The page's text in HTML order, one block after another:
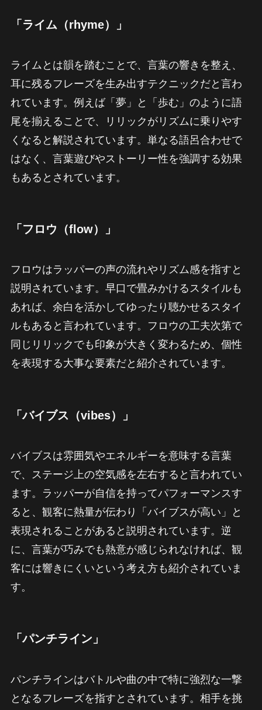
「ライム（rhyme）」
ライムとは韻を踏むことで、言葉の響きを整え、
耳に残るフレーズを生み出すテクニックだと言わ
れています。例えば「夢」と「歩む」のように語
尾を揃えることで、リリックがリズムに乗りやす
くなると解説されています。単なる語呂合わせで
はなく、言葉遊びやストーリー性を強調する効果
もあるとされています。
「フロウ（flow）」
フロウはラッパーの声の流れやリズム感を指すと
説明されています。早口で畳みかけるスタイルも
あれば、余白を活かしてゆったり聴かせるスタイ
ルもあると言われています。フロウの工夫次第で
同じリリックでも印象が大きく変わるため、個性
を表現する大事な要素だと紹介されています。
「バイブス（vibes）」
バイブスは雰囲気やエネルギーを意味する言葉
で、ステージ上の空気感を左右すると言われてい
ます。ラッパーが自信を持ってパフォーマンスす
ると、観客に熱量が伝わり「バイブスが高い」と
表現されることがあると説明されています。逆
に、言葉が巧みでも熱意が感じられなければ、観
客には響きにくいという考え方も紹介されていま
す。
「パンチライン」
パンチラインはバトルや曲の中で特に強烈な一撃
となるフレーズを指すとされています。相手を挑